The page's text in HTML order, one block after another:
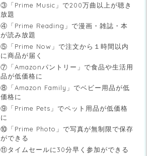
③「Prime Music」で200万曲以上が聴き
放題
④「Prime Reading」で漫画・雑誌・本
が読み放題
⑤「Prime Now」で注文から１時間以内
に商品が届く
⑦「Amazonパントリー」で食品や生活用
品が低価格に
⑧「Amazon Family」でベビー用品が低
価格に
⑨「Prime Pets」でペット用品が低価格
に
⑩「Prime Photo」で写真が無制限で保存
ができる
⑪タイムセールに30分早く参加ができる